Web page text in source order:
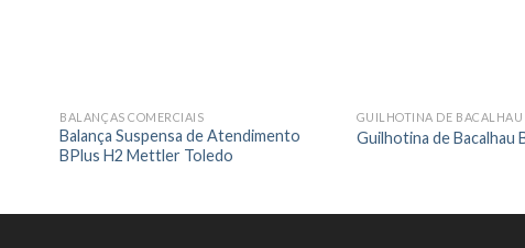
BALANÇAS COMERCIAIS
Balança Suspensa de Atendimento
BPlus H2 Mettler Toledo
GUILHOTINA DE BACALHAU
Guilhotina de Bacalhau